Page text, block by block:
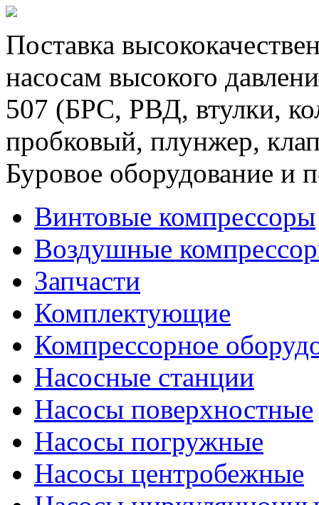
Поставка
насосам высокого
507 (БРС, РВД, втулки,
пробковый, плунжер,
Буровое оборудование и
Винтовые компрессоры
Воздушные
Запчасти
Комплектующие
Компрессорное
Насосные станции
Насосы поверхностные
Насосы погружные
Насосы центробежные